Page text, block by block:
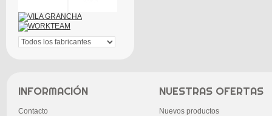
INFORMACIÓN
Contacto
NUESTRAS OFERTAS
Nuevos productos